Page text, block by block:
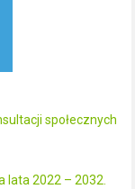
społecznych
lata 2022 – 2032.